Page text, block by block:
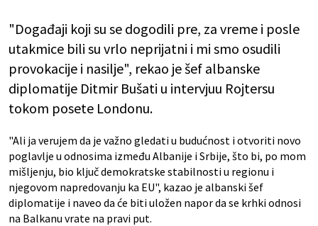
"Događaji koji su se dogodili pre, za vreme i posle
utakmice bili su vrlo neprijatni i mi smo osudili
provokacije i nasilje", rekao je šef albanske
diplomatije Ditmir Bušati u intervjuu Rojtersu
tokom posete Londonu.
"Ali ja verujem da je važno gledati u budućnost i otvoriti novo
poglavlje u odnosima između Albanije i Srbije, što bi, po mom
mišljenju, bio ključ demokratske stabilnosti u regionu i
njegovom napredovanju ka EU", kazao je albanski šef
diplomatije i naveo da će biti uložen napor da se krhki odnosi
na Balkanu vrate na pravi put.